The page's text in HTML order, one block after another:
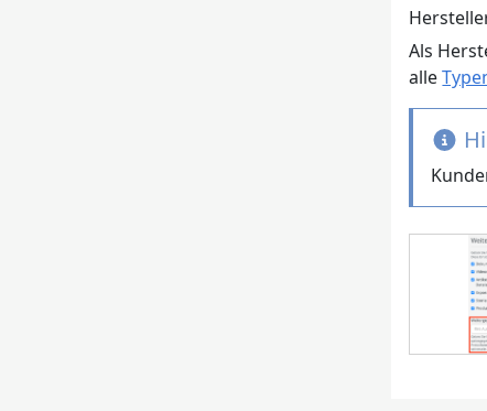
Als
alle